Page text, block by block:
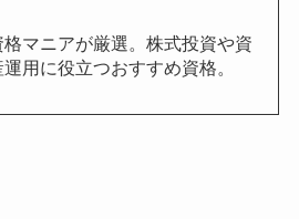
格マニアが厳選。株式投資や資
運用に役立つおすすめ資格。